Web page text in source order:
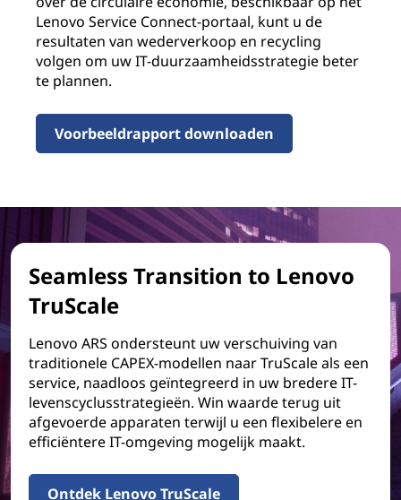
Lenovo Service Connect-portaal, kunt u de
resultaten van wederverkoop en recycling
volgen om uw IT-duurzaamheidsstrategie beter
te plannen.
Voorbeeldrapport downloaden
Seamless Transition to Lenovo
TruScale
Lenovo ARS ondersteunt uw verschuiving van
traditionele CAPEX-modellen naar TruScale als een
service, naadloos geïntegreerd in uw bredere IT-
levenscyclusstrategieën. Win waarde terug uit
afgevoerde apparaten terwijl u een flexibelere en
efficiëntere IT-omgeving mogelijk maakt.
Ontdek Lenovo TruScale